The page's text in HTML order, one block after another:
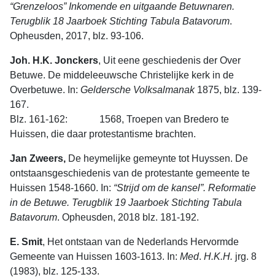
“Grenzeloos” Inkomende en uitgaande Betuwnaren.
Terugblik 18 Jaarboek Stichting Tabula Batavorum.
Opheusden, 2017, blz. 93-106.
Joh. H.K. Jonckers, Uit eene geschiedenis der Over
Betuwe. De middeleeuwsche Christelijke kerk in de
Overbetuwe. In: Geldersche Volksalmanak1875, blz. 139-
167.
Blz. 161-162: 1568, Troepen van Bredero te
Huissen, die daar protestantisme brachten.
Jan Zweers, De heymelijke gemeynte tot Huyssen. De
ontstaansgeschiedenis van de protestante gemeente te
Huissen 1548-1660. In: “Strijd om de kansel”. Reformatie
in de Betuwe. Terugblik 19 Jaarboek Stichting Tabula
Batavorum. Opheusden, 2018 blz. 181-192.
E. Smit, Het ontstaan van de Nederlands Hervormde
Gemeente van Huissen 1603-1613. In: Med. H.K.H. jrg. 8
(1983), blz. 125-133.